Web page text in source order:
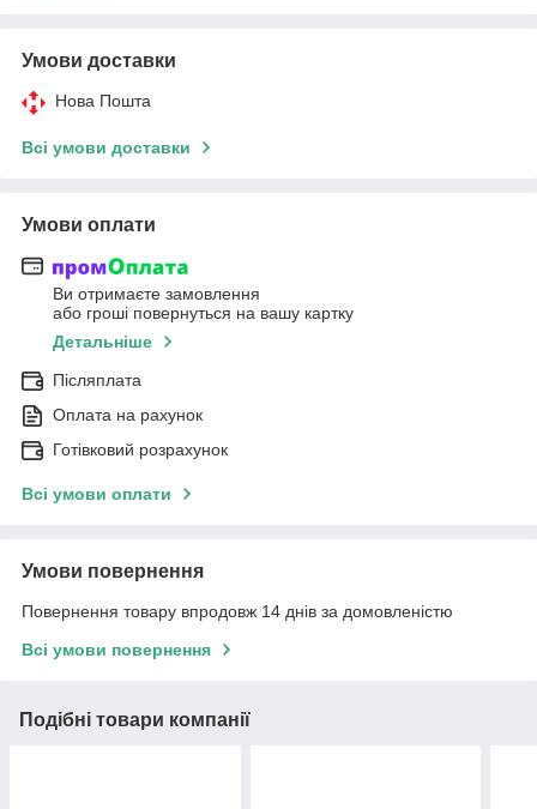
Умови доставки
Нова Пошта
Всі умови доставки
Умови оплати
Ви отримаєте замовлення
або гроші повернуться на вашу картку
Детальніше
Післяплата
Оплата на рахунок
Готівковий розрахунок
Всі умови оплати
Умови повернення
Повернення товару впродовж 14 днів за домовленістю
Всі умови повернення
Подібні товари компанії